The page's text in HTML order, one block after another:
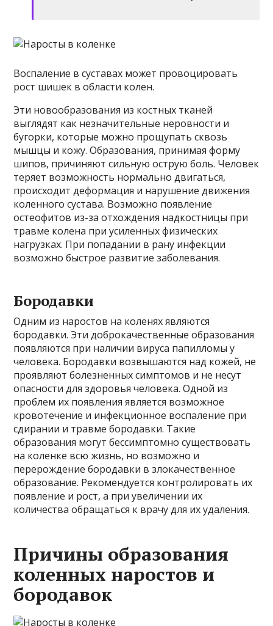
Воспаление в суставах может провоцировать
рост шишек в области колен.
Эти новообразования из костных тканей
выглядят как незначительные неровности и
бугорки, которые можно прощупать сквозь
мышцы и кожу. Образования, принимая форму
шипов, причиняют сильную острую боль. Человек
теряет возможность нормально двигаться,
происходит деформация и нарушение движения
коленного сустава. Возможно появление
остеофитов из-за отхождения надкостницы при
травме колена при усиленных физических
нагрузках. При попадании в рану инфекции
возможно быстрое развитие заболевания.
Бородавки
Одним из наростов на коленях являются
бородавки. Эти доброкачественные образования
появляются при наличии вируса папилломы у
человека. Бородавки возвышаются над кожей, не
проявляют болезненных симптомов и не несут
опасности для здоровья человека. Одной из
проблем их появления является возможное
кровотечение и инфекционное воспаление при
сдирании и травме бородавки. Такие
образования могут бессимптомно существовать
на коленке всю жизнь, но возможно и
перерождение бородавки в злокачественное
образование. Рекомендуется контролировать их
появление и рост, а при увеличении их
количества обращаться к врачу для их удаления.
Причины образования
коленных наростов и
бородавок